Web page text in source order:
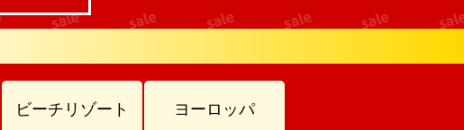
ビーチリゾート ヨーロッパ